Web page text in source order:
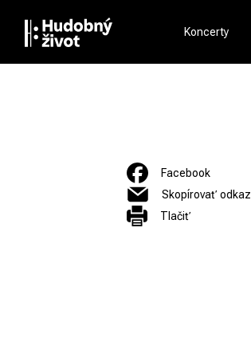
Koncerty
Facebook
Skopírovať odkaz
Tlačiť